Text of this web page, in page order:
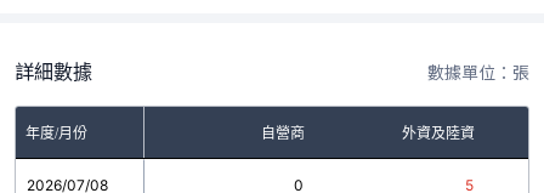
詳細數據 數據單位：張
年度/月份 自營商 外資及陸資
2026/07/08 0 5